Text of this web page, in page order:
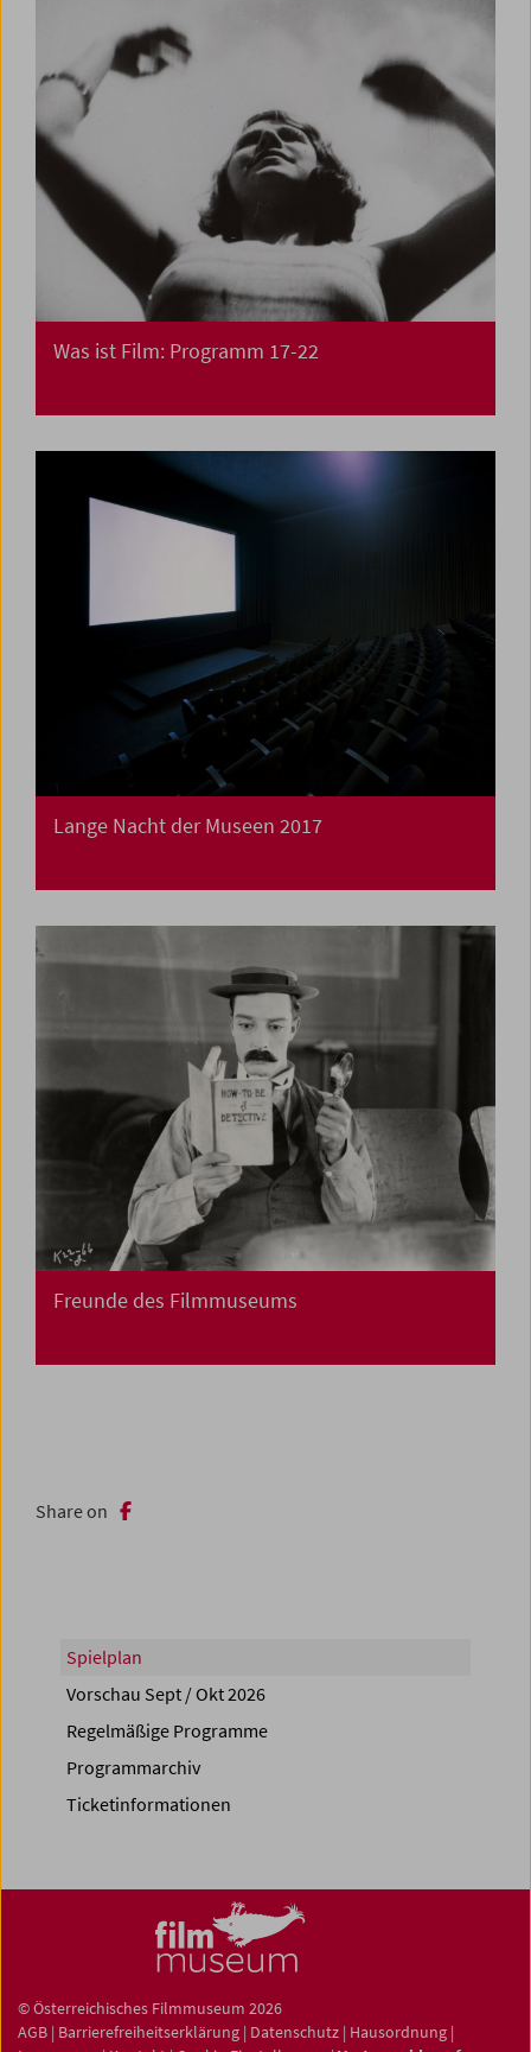
Was ist Film: Programm 17-22
Lange Nacht der Museen 2017
Freunde des Filmmuseums
Share on
Spielplan
Vorschau Sept / Okt 2026
Regelmäßige Programme
Programmarchiv
Ticketinformationen
© Österreichisches Filmmuseum 2026
AGB | Barrierefreiheitserklärung | Datenschutz | Hausordnung |